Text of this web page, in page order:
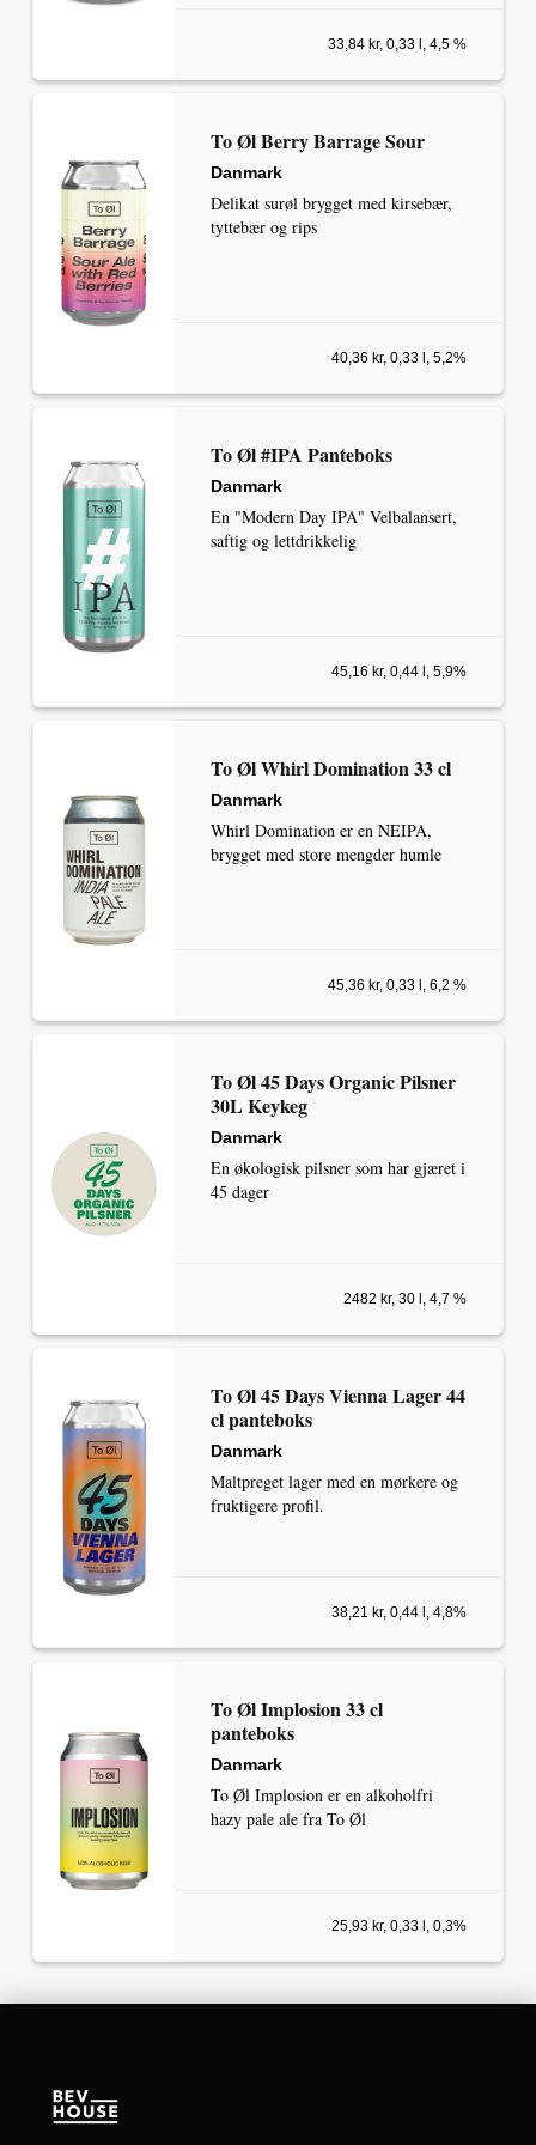
33,84 kr, 0,33 l, 4,5 %
To Øl Berry Barrage Sour
Danmark
Delikat surøl brygget med kirsebær,
tyttebær og rips
40,36 kr, 0,33 l, 5,2%
To Øl #IPA Panteboks
Danmark
En "Modern Day IPA" Velbalansert,
saftig og lettdrikkelig
45,16 kr, 0,44 l, 5,9%
To Øl Whirl Domination 33 cl
Danmark
Whirl Domination er en NEIPA,
brygget med store mengder humle
45,36 kr, 0,33 l, 6,2 %
To Øl 45 Days Organic Pilsner
30L Keykeg
Danmark
En økologisk pilsner som har gjæret i
45 dager
2482 kr, 30 l, 4,7 %
To Øl 45 Days Vienna Lager 44
cl panteboks
Danmark
Maltpreget lager med en mørkere og
fruktigere profil.
38,21 kr, 0,44 l, 4,8%
To Øl Implosion 33 cl
panteboks
Danmark
To Øl Implosion er en alkoholfri
hazy pale ale fra To Øl
25,93 kr, 0,33 l, 0,3%